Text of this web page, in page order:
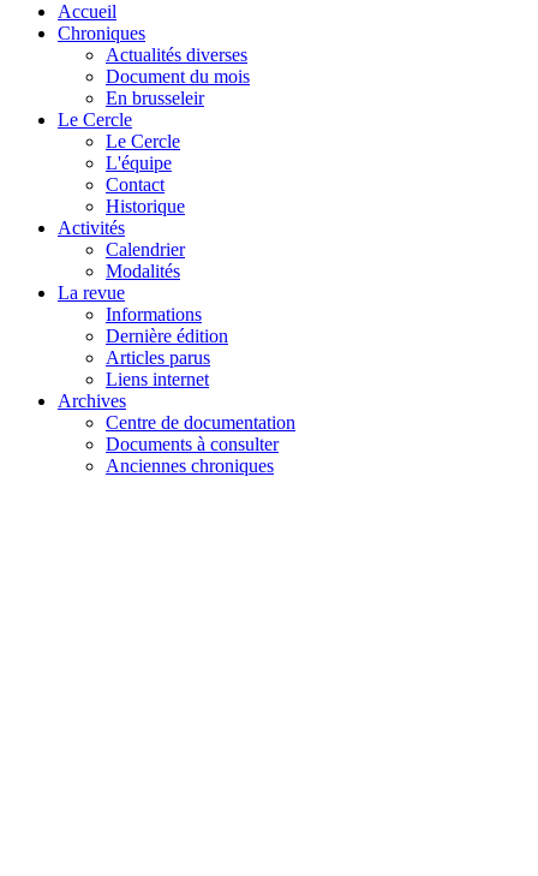
Accueil
Chroniques
Actualités diverses
Document du mois
En brusseleir
Le Cercle
Le Cercle
L'équipe
Contact
Historique
Activités
Calendrier
Modalités
La revue
Informations
Dernière édition
Articles parus
Liens internet
Archives
Centre de documentation
Documents à consulter
Anciennes chroniques